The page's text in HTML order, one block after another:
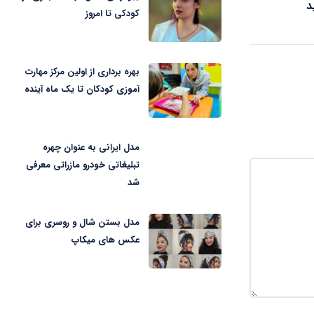
کودکی تا امروز
بهره برداری از اولین مرکز مهارت
آموزی کودکان تا یک ماه آینده
مدل ایرانی به عنوان چهره
تبلیغاتی خودرو مازراتی معرفی
شد
مدل بستن شال و روسری برای
عکس های میکاپ